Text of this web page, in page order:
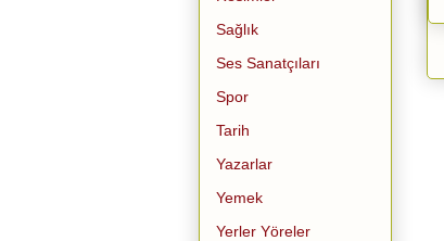
Sağlık
Ses Sanatçıları
Spor
Tarih
Yazarlar
Yemek
Yerler Yöreler